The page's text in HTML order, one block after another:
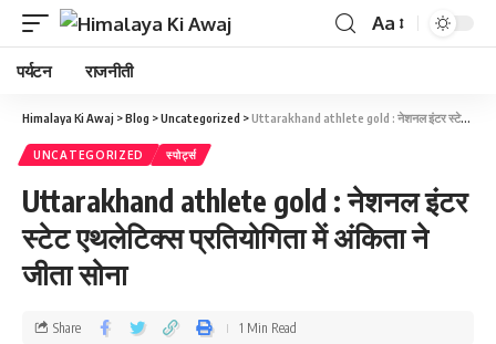
Aa
पर्यटन राजनीती
Himalaya Ki Awaj >Blog >Uncategorized >Uttarakhand athlete gold : नेशनल इंटर स्टेट एथलेटिक्स प्रतियोगिता में अंकिता ने जीता सोना
UNCATEGORIZED स्पोर्ट्स
Uttarakhand athlete gold : नेशनल इंटर
स्टेट एथलेटिक्स प्रतियोगिता में अंकिता ने
जीता सोना
Share 1 Min Read